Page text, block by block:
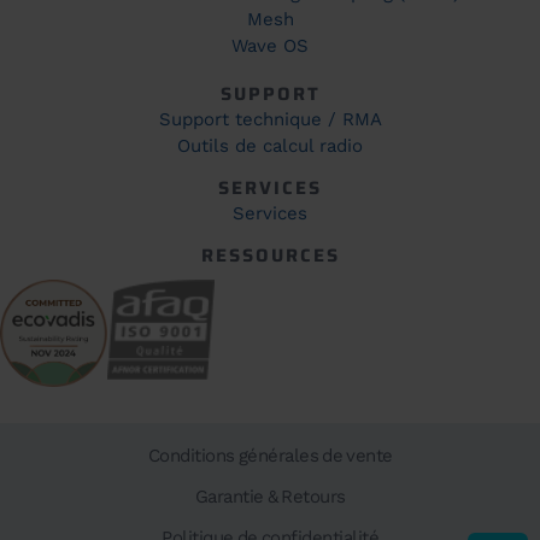
Mesh
Wave OS
SUPPORT
Support technique / RMA
Outils de calcul radio
SERVICES
Services
RESSOURCES
Conditions générales de vente
Garantie & Retours